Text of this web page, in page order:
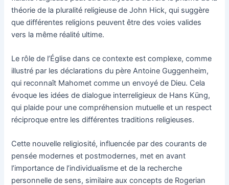
théorie de la pluralité religieuse de John Hick, qui suggère
que différentes religions peuvent être des voies valides
vers la même réalité ultime.
Le rôle de l’Église dans ce contexte est complexe, comme
illustré par les déclarations du père Antoine Guggenheim,
qui reconnaît Mahomet comme un envoyé de Dieu. Cela
évoque les idées de dialogue interreligieux de Hans Küng,
qui plaide pour une compréhension mutuelle et un respect
réciproque entre les différentes traditions religieuses.
Cette nouvelle religiosité, influencée par des courants de
pensée modernes et postmodernes, met en avant
l’importance de l’individualisme et de la recherche
personnelle de sens, similaire aux concepts de Rogerian